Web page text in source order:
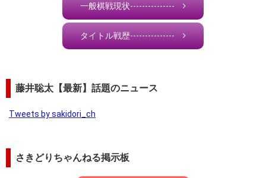
一般棋戦現状---------------
タイトル戦歴---------------
藤井聡太【最新】話題のニュース
Tweets by sakidori_ch
さきどりちゃんねる掲示板